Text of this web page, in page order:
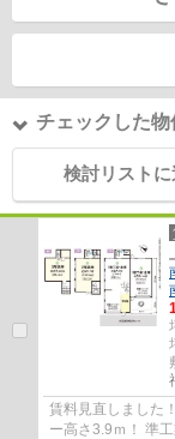
チェックした
検討リストに
賃料見直しました
ー高さ3.9ｍ！ 準